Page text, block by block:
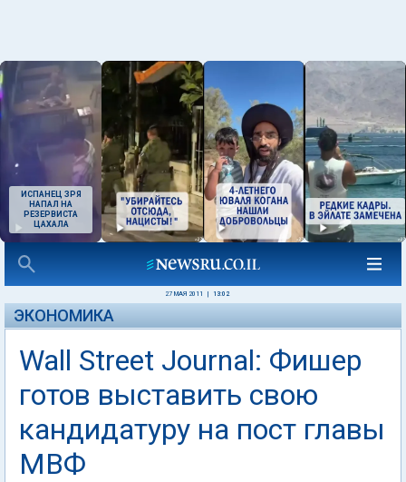
ИСПАНЕЦ ЗРЯ
НАПАЛ НА
РЕЗЕРВИСТА
ЦАХАЛА
27 МАЯ 2011 13:02
ЭКОНОМИКА
Wall Street Journal: Фишер
готов выставить свою
кандидатуру на пост главы
МВФ